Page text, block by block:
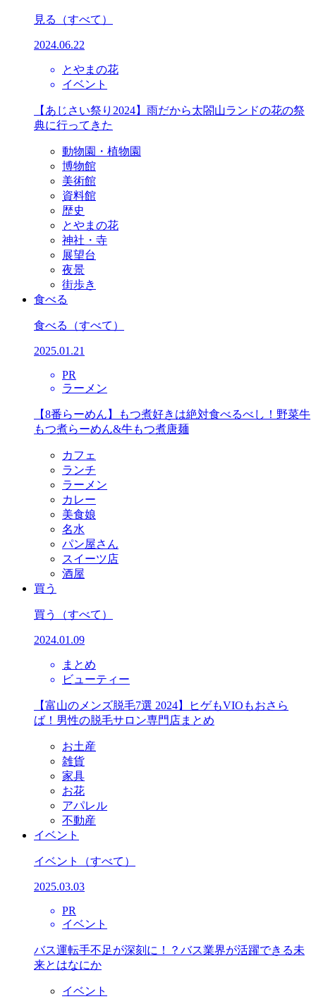
見る （すべて）
2024.06.22
とやまの花
イベント
【あじさい祭り2024】雨だから太閤山ランドの花の祭
典に行ってきた
動物園・植物園
博物館
美術館
資料館
歴史
とやまの花
神社・寺
展望台
夜景
街歩き
食べる
食べる （すべて）
2025.01.21
PR
ラーメン
【8番らーめん】もつ煮好きは絶対食べるべし！野菜牛
もつ煮らーめん&牛もつ煮唐麺
カフェ
ランチ
ラーメン
カレー
美食娘
名水
パン屋さん
スイーツ店
酒屋
買う
買う （すべて）
2024.01.09
まとめ
ビューティー
【富山のメンズ脱毛7選 2024】ヒゲもVIOもおさら
ば！男性の脱毛サロン専門店まとめ
お土産
雑貨
家具
お花
アパレル
不動産
イベント
イベント （すべて）
2025.03.03
PR
イベント
バス運転手不足が深刻に！？バス業界が活躍できる未
来とはなにか
イベント